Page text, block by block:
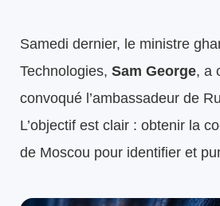
Samedi dernier, le ministre
Technologies, Sam George, a
convoqué l’ambassadeur de
L’objectif est clair : obtenir la
de Moscou pour identifier et